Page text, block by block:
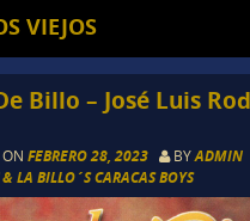
VIEJOS
Billo – José Luis
FEBRERO 28, 2023 BYADMIN
LA BILLO´S CARACAS BOYS